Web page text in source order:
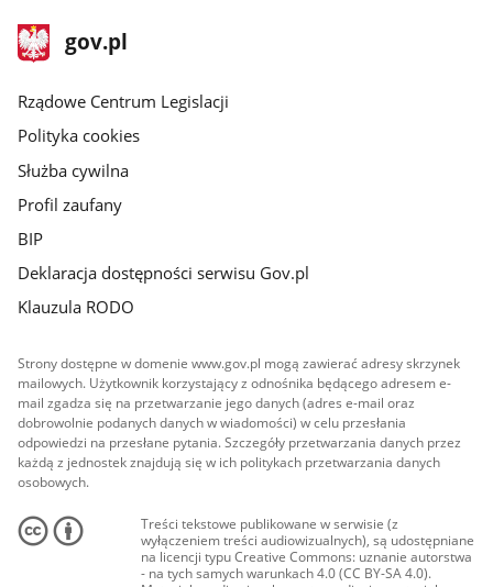
stopka
gov.plStrona
gov.pl
Rządowe Centrum Legislacji
Polityka cookies
Służba cywilna
Profil zaufany
BIP
Deklaracja dostępności serwisu Gov.pl
Klauzula RODO
Strony dostępne w domenie www.gov.pl mogą zawierać adresy skrzynek
mailowych. Użytkownik korzystający z odnośnika będącego adresem e-
mail zgadza się na przetwarzanie jego danych (adres e-mail oraz
dobrowolnie podanych danych w wiadomości) w celu przesłania
odpowiedzi na przesłane pytania. Szczegóły przetwarzania danych przez
każdą z jednostek znajdują się w ich politykach przetwarzania danych
osobowych.
Treści tekstowe publikowane w serwisie (z
wyłączeniem treści audiowizualnych), są udostępniane
na licencji typu Creative Commons: uznanie autorstwa
- na tych samych warunkach 4.0 (CC BY-SA 4.0).